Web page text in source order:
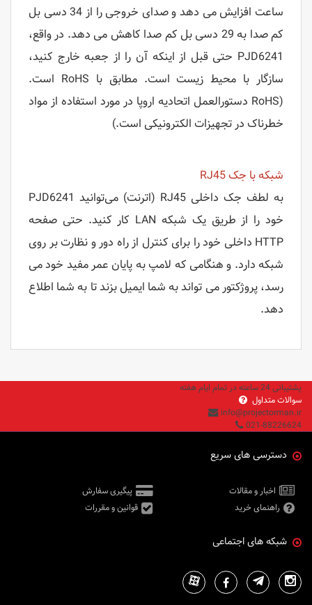
ساعت افزایش می دهد و صدای خروجی را از 34 دسی بل
کم صدا به 29 دسی بل کم صدا کاهش می دهد. در واقع،
PJD6241 حتی قبل از اینکه آن را از جعبه خارج کنید،
سازگار با محیط زیست است. مطابق با RoHS است.
(RoHS دستورالعمل اتحادیه اروپا در مورد استفاده از مواد
خطرناک در تجهیزات الکترونیکی است.)
شبکه با جک RJ45
به لطف جک داخلی RJ45 (اترنت) می‌توانید PJD6241
خود را از طریق یک شبکه LAN کار کنید. حتی صفحه
HTTP داخلی خود را برای کنترل از راه دور و نظارت بر روی
شبکه دارد. و هنگامی که لامپ به پایان عمر مفید خود می
رسد، پروژکتور می تواند به شما ایمیل بزند تا به شما اطلاع
دهد.
پشتیبانی 24 ساعته در تمام ایام هفته
سوالات متداول
info@projectorman.ir
021-88226624
دسترسی های سریع
اخبار و مقالات
پیگیری سفارش
راهنمای خرید
قوانین و مقررات
شبکه های اجتماعی